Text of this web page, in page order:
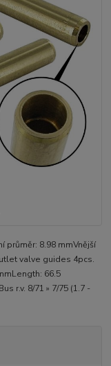
průměr: 8.98 mmVnější
valve guides 4pcs.
66.5
r.v. 8/71 » 7/75 (1.7 -